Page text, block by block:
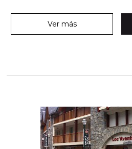
Ver más